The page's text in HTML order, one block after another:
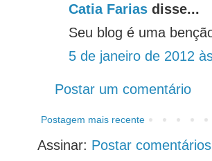
Catia Farias disse...
Seu blog é uma
5 de janeiro de 2012
Postar um comentário
Postagem mais recente
Assinar: Postar